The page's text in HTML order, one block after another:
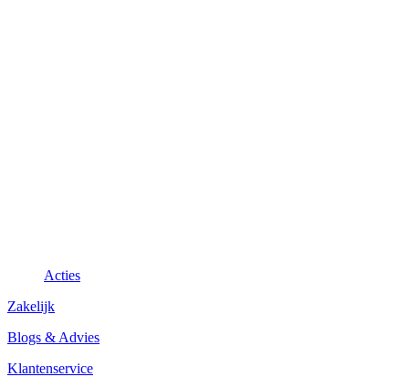
Acties
Zakelijk
Blogs & Advies
Klantenservice